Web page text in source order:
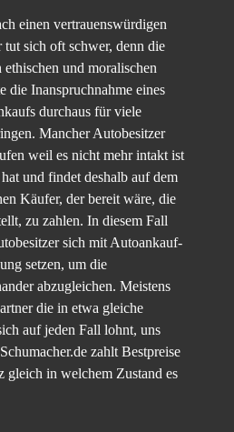
einen vertrauenswürdigen
sich oft schwer, denn die
und moralischen
die Inanspruchnahme eines
durchaus für viele
Mancher Autobesitzer
weil es nicht mehr intakt ist
und findet deshalb auf dem
Käufer, der bereit wäre, die
zu zahlen. In diesem Fall
sich mit Autoankauf-
setzen, um die
abzugleichen. Meistens
die in etwa gleiche
auf jeden Fall lohnt, uns
zahlt Bestpreise
gleich in welchem Zustand es